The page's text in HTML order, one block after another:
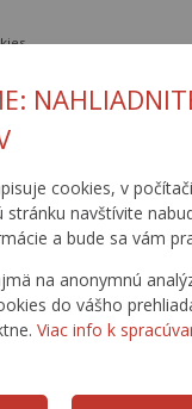
cookies, v
stránku navštívite
a bude sa vám
na anonymnú
do vášho
Viac info k